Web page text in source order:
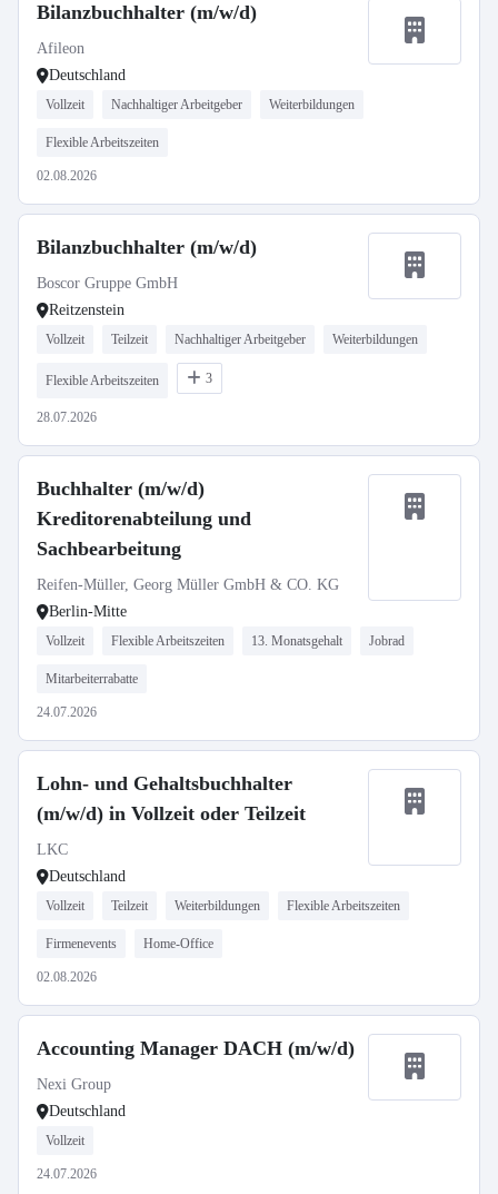
Bilanzbuchhalter (m/w/d)
Afileon
Deutschland
Vollzeit Nachhaltiger Arbeitgeber Weiterbildungen
Flexible Arbeitszeiten
02.08.2026
Bilanzbuchhalter (m/w/d)
Boscor Gruppe GmbH
Reitzenstein
Vollzeit Teilzeit Nachhaltiger Arbeitgeber Weiterbildungen
Flexible Arbeitszeiten 3
28.07.2026
Buchhalter (m/w/d)
Kreditorenabteilung und
Sachbearbeitung
Reifen-Müller, Georg Müller GmbH & CO. KG
Berlin-Mitte
Vollzeit Flexible Arbeitszeiten 13. Monatsgehalt Jobrad
Mitarbeiterrabatte
24.07.2026
Lohn- und Gehaltsbuchhalter
(m/w/d) in Vollzeit oder Teilzeit
LKC
Deutschland
Vollzeit Teilzeit Weiterbildungen Flexible Arbeitszeiten
Firmenevents Home-Office
02.08.2026
Accounting Manager DACH (m/w/d)
Nexi Group
Deutschland
Vollzeit
24.07.2026